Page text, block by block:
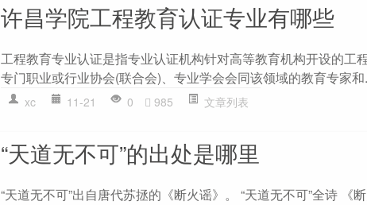
许昌学院工程教育认证专业有哪些
工程教育专业认证是指专业认证机构针对高等教育机构开设的工
专门职业或行业协会(联合会)、专业学会会同该领域的教育专家和
xc 11-21 0 985 文章列表
“天道无不可”的出处是哪里
“天道无不可”出自唐代苏拯的《断火谣》。 “天道无不可”全诗 《